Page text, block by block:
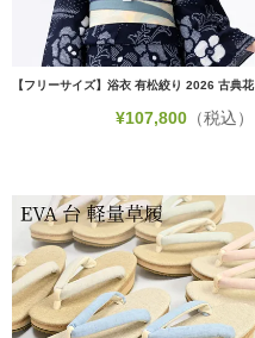
【フリーサイズ】浴衣 有松絞り 2026 古典花
¥107,800 （税込）